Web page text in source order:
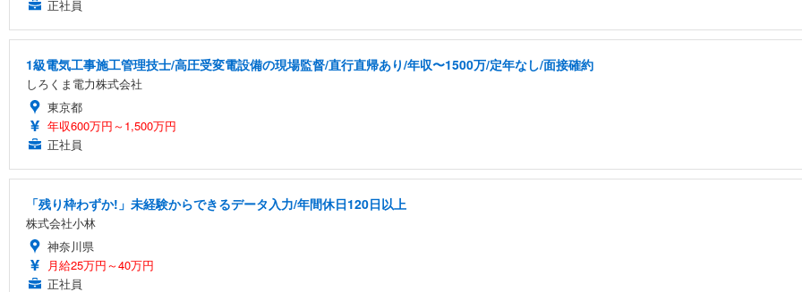
正社員
1級電気工事施工管理技士/高圧受変電設備の現場監督/直行直帰あり/年収〜1500万/定年なし/面接確約
しろくま電力株式会社
東京都
年収600万円～1,500万円
正社員
「残り枠わずか!」未経験からできるデータ入力/年間休日120日以上
株式会社小林
神奈川県
月給25万円～40万円
正社員